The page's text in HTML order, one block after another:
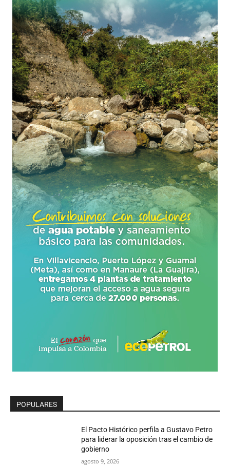
POPULARES
El Pacto Histórico perfila a Gustavo Petro
para liderar la oposición tras el cambio de
gobierno
agosto 9, 2026